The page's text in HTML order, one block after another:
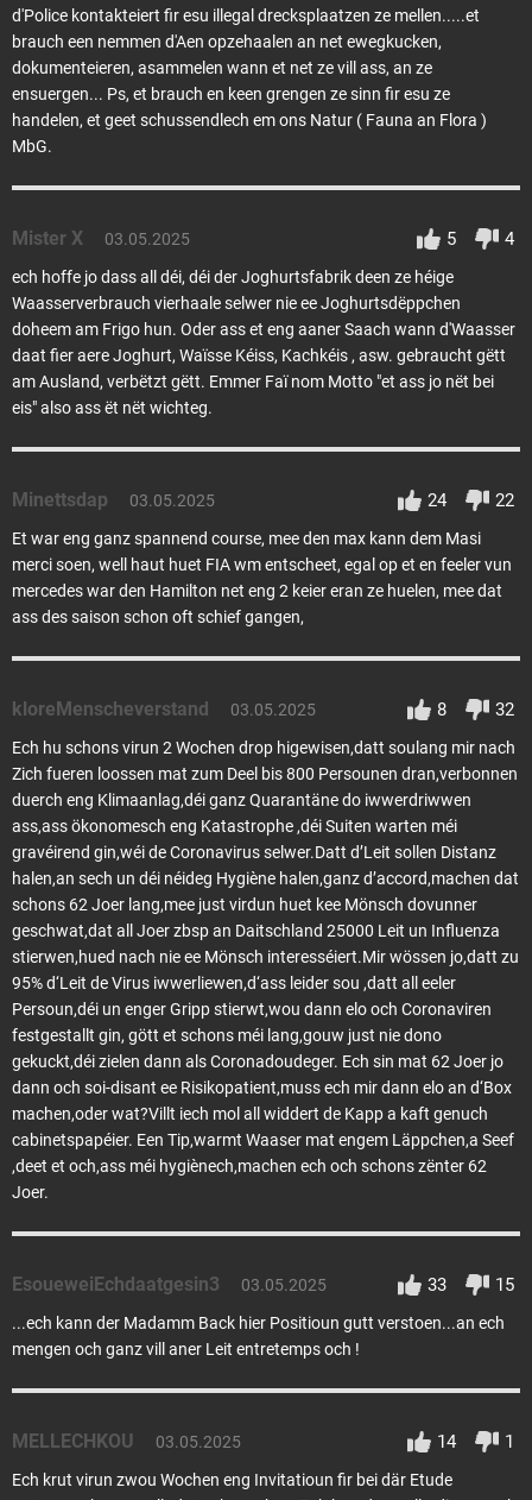
d'Police kontakteiert fir esu illegal drecksplaatzen ze mellen.....et
brauch een nemmen d'Aen opzehaalen an net ewegkucken,
dokumenteieren, asammelen wann et net ze vill ass, an ze
ensuergen... Ps, et brauch en keen grengen ze sinn fir esu ze
handelen, et geet schussendlech em ons Natur ( Fauna an Flora )
MbG.
Mister X 03.05.2025 5 4
ech hoffe jo dass all déi, déi der Joghurtsfabrik deen ze héige
Waasserverbrauch vierhaale selwer nie ee Joghurtsdëppchen
doheem am Frigo hun. Oder ass et eng aaner Saach wann d'Waasser
daat fier aere Joghurt, Waïsse Kéiss, Kachkéis , asw. gebraucht gëtt
am Ausland, verbëtzt gëtt. Emmer Faï nom Motto "et ass jo nët bei
eis" also ass ët nët wichteg.
Minettsdap 03.05.2025 24 22
Et war eng ganz spannend course, mee den max kann dem Masi
merci soen, well haut huet FIA wm entscheet, egal op et en feeler vun
mercedes war den Hamilton net eng 2 keier eran ze huelen, mee dat
ass des saison schon oft schief gangen,
kloreMenscheverstand 03.05.2025 8 32
Ech hu schons virun 2 Wochen drop higewisen,datt soulang mir nach
Zich fueren loossen mat zum Deel bis 800 Persounen dran,verbonnen
duerch eng Klimaanlag,déi ganz Quarantäne do iwwerdriwwen
ass,ass ökonomesch eng Katastrophe ,déi Suiten warten méi
gravéirend gin,wéi de Coronavirus selwer.Datt d’Leit sollen Distanz
halen,an sech un déi néideg Hygiène halen,ganz d’accord,machen dat
schons 62 Joer lang,mee just virdun huet kee Mönsch dovunner
geschwat,dat all Joer zbsp an Daitschland 25000 Leit un Influenza
stierwen,hued nach nie ee Mönsch interesséiert.Mir wössen jo,datt zu
95% d‘Leit de Virus iwwerliewen,d‘ass leider sou ,datt all eeler
Persoun,déi un enger Gripp stierwt,wou dann elo och Coronaviren
festgestallt gin, gött et schons méi lang,gouw just nie dono
gekuckt,déi zielen dann als Coronadoudeger. Ech sin mat 62 Joer jo
dann och soi-disant ee Risikopatient,muss ech mir dann elo an d‘Box
machen,oder wat?Villt iech mol all widdert de Kapp a kaft genuch
cabinetspapéier. Een Tip,warmt Waaser mat engem Läppchen,a Seef
,deet et och,ass méi hygiènech,machen ech och schons zënter 62
Joer.
EsoueweiEchdaatgesin3 03.05.2025 33 15
...ech kann der Madamm Back hier Positioun gutt verstoen...an ech
mengen och ganz vill aner Leit entretemps och !
MELLECHKOU 03.05.2025 14 1
Ech krut virun zwou Wochen eng Invitatioun fir bei där Etude